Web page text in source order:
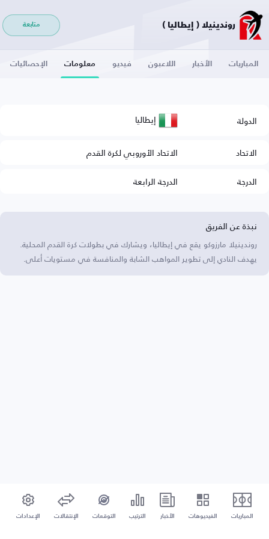
روندينيلا ( إيطاليا ) متابعة
المباريات الأخبار اللاعبون فيديو معلومات الإحصائيات
الدولة إيطاليا
الاتحاد
الاتحاد الأوروبي لكرة القدم
الدرجة
الدرجة الرابعة
نبذة عن الفريق
روندينيلا مارزوكو يقع في إيطاليا، ويشارك في بطولات كرة القدم المحلية.
يهدف النادي إلى تطوير المواهب الشابة والمنافسة في مستويات أعلى.
المباريات الفيديوهات الأخبار الترتيب التوقعات الإنتقالات الإعدادات